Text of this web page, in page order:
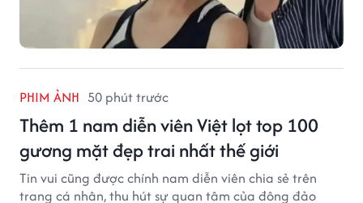
PHIM ẢNH 50 phút trước
Thêm 1 nam diễn viên Việt lọt top 100
gương mặt đẹp trai nhất thế giới
Tin vui cũng được chính nam diễn viên chia sẻ trên
trang cá nhân, thu hút sự quan tâm của đông đảo